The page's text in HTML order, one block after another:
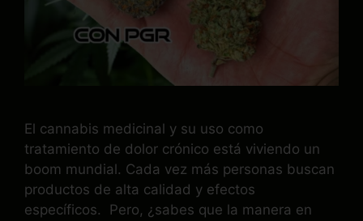
El cannabis medicinal y su uso como
tratamiento de dolor crónico está viviendo un
boom mundial. Cada vez más personas buscan
productos de alta calidad y efectos
específicos. Pero, ¿sabes que la manera en